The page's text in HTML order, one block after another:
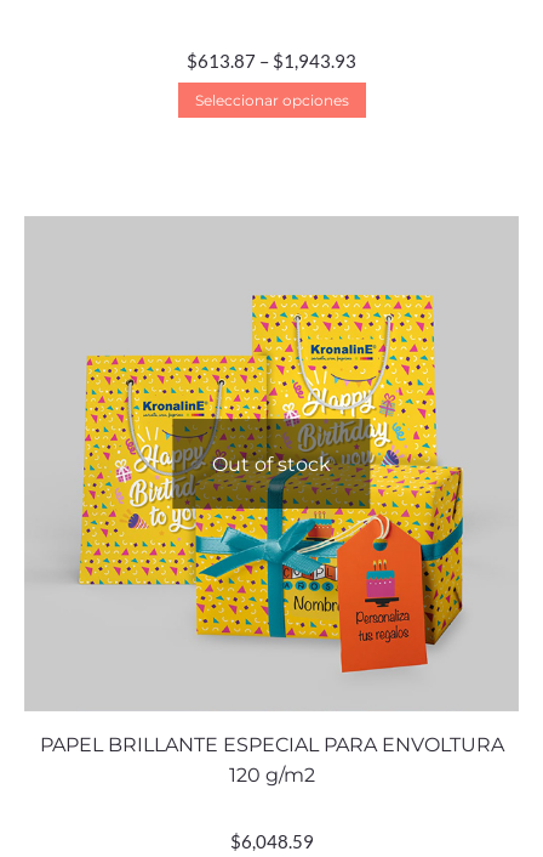
$613.87 – $1,943.93
Seleccionar opciones
Out of stock
PAPEL BRILLANTE ESPECIAL PARA ENVOLTURA
120 g/m2
$6,048.59